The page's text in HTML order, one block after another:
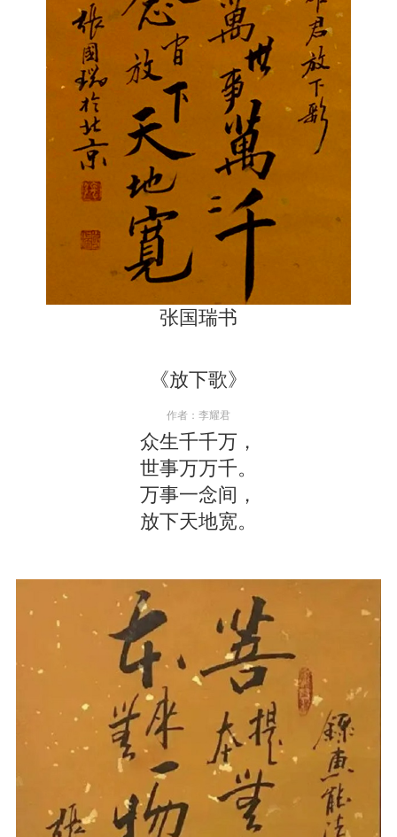
张国瑞书
《放下歌》
作者：李耀君
众生千千万，
世事万万千。
万事一念间，
放下天地宽。